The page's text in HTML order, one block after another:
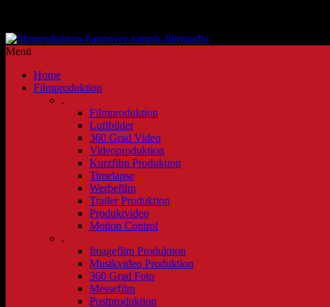
Menü
Home
Filmproduktion
.
Filmproduktion
Luftbilder
360 Grad Video
Videoproduktion
Kurzfilm Produktion
Timelapse
Werbefilm
Trailer Produktion
Produktvideo
Motion Control
.
Imagefilm Produktion
Musikvideo Produktion
360 Grad Foto
Messefilm
Postproduktion